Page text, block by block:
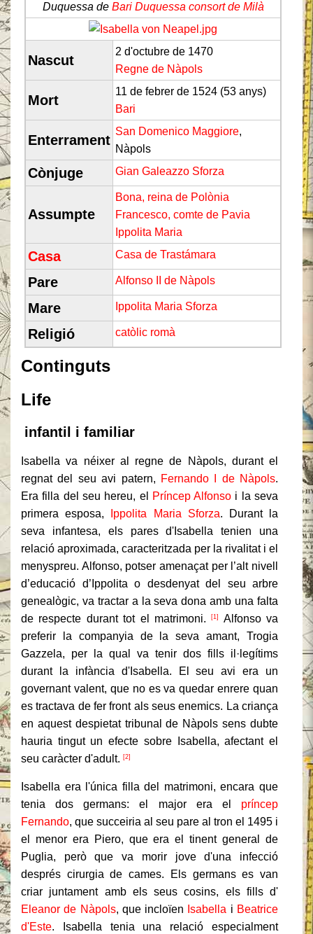
Duquessa de Bari Duquessa consort de Milà
Nascut
2 d'octubre de 1470
Regne de Nàpols
Mort
11 de febrer de 1524 (53 anys)
Bari
Enterrament
San Domenico Maggiore,
Nàpols
Cònjuge Gian Galeazzo Sforza
Assumpte
Bona, reina de Polònia
Francesco, comte de Pavia
Ippolita Maria
Casa Casa de Trastámara
Pare Alfonso II de Nàpols
Mare Ippolita Maria Sforza
Religió catòlic romà
Continguts
Life
infantil i familiar
Isabella va néixer al regne de Nàpols, durant el
regnat del seu avi patern, Fernando I de Nàpols.
Era filla del seu hereu, el
Príncep Alfonso i la seva
primera esposa,
Ippolita Maria Sforza.
Durant la
seva infantesa, els pares d'Isabella tenien una
relació aproximada, caracteritzada per la rivalitat i el
menyspreu. Alfonso, potser amenaçat per l’alt nivell
d’educació d’Ippolita o desdenyat del seu arbre
genealògic, va tractar a la seva dona amb una falta
de respecte durant tot el matrimoni.
[1]
Alfonso va
preferir la companyia de la seva amant, Trogia
Gazzela, per la qual va tenir dos fills il·legítims
durant la infància d'Isabella.
El seu avi era un
governant valent, que no es va quedar enrere quan
es tractava de fer front als seus enemics. La criança
en aquest despietat tribunal de Nàpols sens dubte
hauria tingut un efecte sobre Isabella, afectant el
seu caràcter d'adult. [2]
Isabella era l'única filla del matrimoni, encara que
tenia dos germans: el major era el príncep
Fernando, que succeiria al seu pare al tron ​​el 1495 i
el menor era Piero, que era el tinent general de
Puglia, però que va morir jove d'una infecció
després cirurgia de cames.
Els germans es van
criar juntament amb els seus cosins, els fills d'
Eleanor de Nàpols, que incloïen Isabella i Beatrice
d'Este.
Isabella tenia una relació especialment